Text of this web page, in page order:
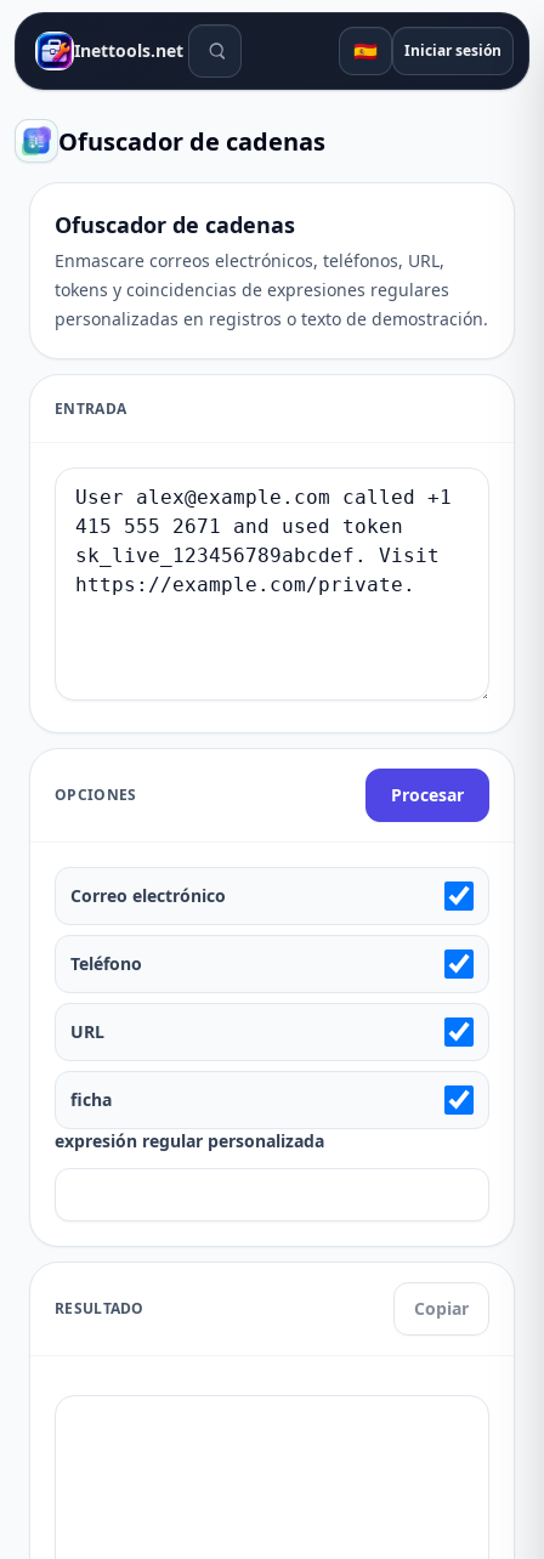
Inettools.net Herramientas de búsqueda
🇪🇸 Iniciar sesión
Ofuscador de cadenas
Ofuscador de cadenas
Enmascare correos electrónicos, teléfonos, URL,
tokens y coincidencias de expresiones regulares
personalizadas en registros o texto de demostración.
ENTRADA
OPCIONES Procesar
Correo electrónico
Teléfono
URL
ficha
expresión regular personalizada
RESULTADO Copiar